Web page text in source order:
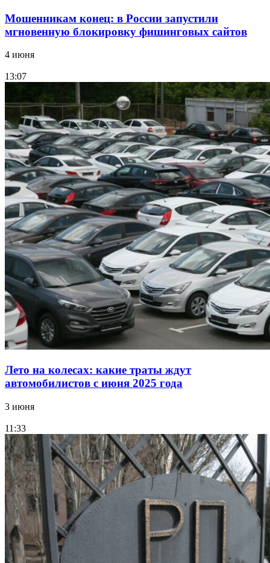
Мошенникам конец: в России запустили
мгновенную блокировку фишинговых сайтов
4 июня
13:07
Лето на колесах: какие траты ждут
автомобилистов с июня 2025 года
3 июня
11:33